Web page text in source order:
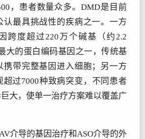
，患者数量众多。DMD是目前
认最具挑战性的疾病之一。一方
跨度超过220万个碱基（约2.2
大的蛋白编码基因之一，传统基
携带完整基因进入细胞；另一方
超过7000种致病突变，不同患者
大，使单一治疗方案难以覆盖广
介导的基因治疗和ASO介导的外